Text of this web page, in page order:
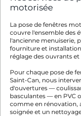
motorisée
La pose de fenêtres
couvre l'ensemble des
l'ancienne menuiserie,
fourniture et
réglage des ouvrants
Pour chaque pose de
Saint-Can, nous
d'ouvertures —
basculantes — en PVC
comme en rénovation,
soignée et un